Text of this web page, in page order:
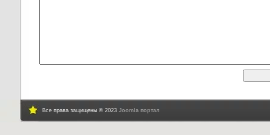
Все права защищены © 2023 Joomla портал